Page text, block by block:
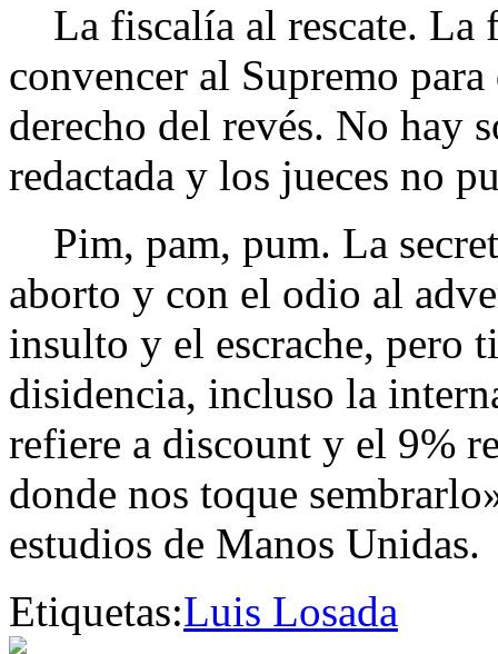
La fiscalía al rescate. La
convencer al Supremo
derecho del revés. No hay
redactada y los jueces no
Pim, pam, pum. La
aborto y con el odio al
insulto y el escrache, pero
disidencia, incluso la
refiere a discount y el 9%
donde nos toque
estudios de Manos Unidas.
Etiquetas:Luis Losada